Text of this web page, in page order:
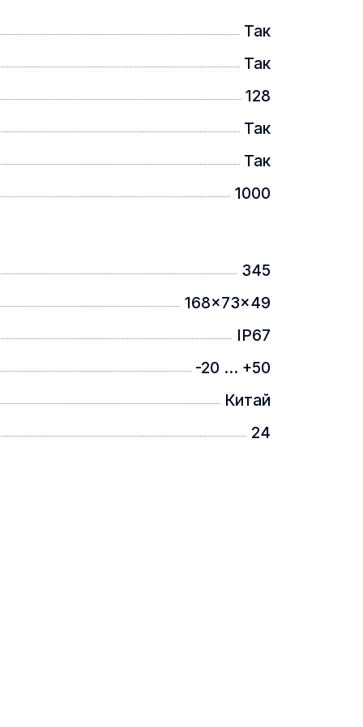
зображення в
викривлення зображення,
Так
Так
128
Так
Так
1000
345
168x73x49
IP67
-20 ... +50
Китай
24